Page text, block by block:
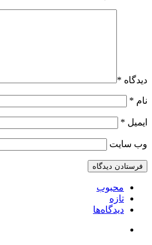
دیدگاه *
نام *
ایمیل *
وب‌ سایت
محبوب
تازه
دیدگاه‌ها